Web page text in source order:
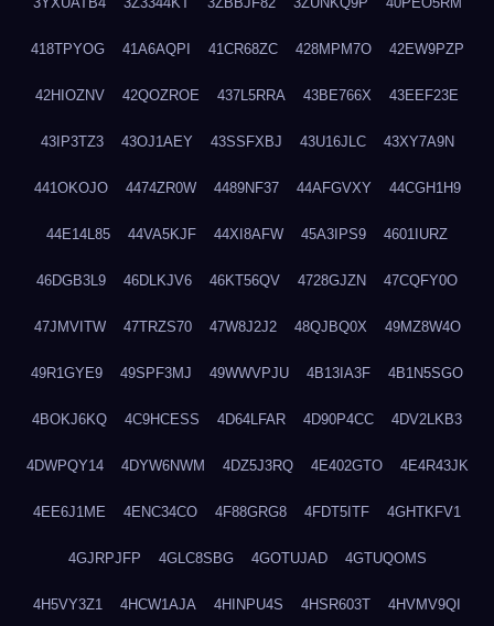
418TPYOG 41A6AQPI 41CR68ZC 428MPM7O 42EW9PZP
42HIOZNV 42QOZROE 437L5RRA 43BE766X 43EEF23E
43IP3TZ3 43OJ1AEY 43SSFXBJ 43U16JLC 43XY7A9N
441OKOJO 4474ZR0W 4489NF37 44AFGVXY 44CGH1H9
44E14L85 44VA5KJF 44XI8AFW 45A3IPS9 4601IURZ
46DGB3L9 46DLKJV6 46KT56QV 4728GJZN 47CQFY0O
47JMVITW 47TRZS70 47W8J2J2 48QJBQ0X 49MZ8W4O
49R1GYE9 49SPF3MJ 49WWVPJU 4B13IA3F 4B1N5SGO
4BOKJ6KQ 4C9HCESS 4D64LFAR 4D90P4CC 4DV2LKB3
4DWPQY14 4DYW6NWM 4DZ5J3RQ 4E402GTO 4E4R43JK
4EE6J1ME 4ENC34CO 4F88GRG8 4FDT5ITF 4GHTKFV1
4GJRPJFP 4GLC8SBG 4GOTUJAD 4GTUQOMS
4H5VY3Z1 4HCW1AJA 4HINPU4S 4HSR603T 4HVMV9QI